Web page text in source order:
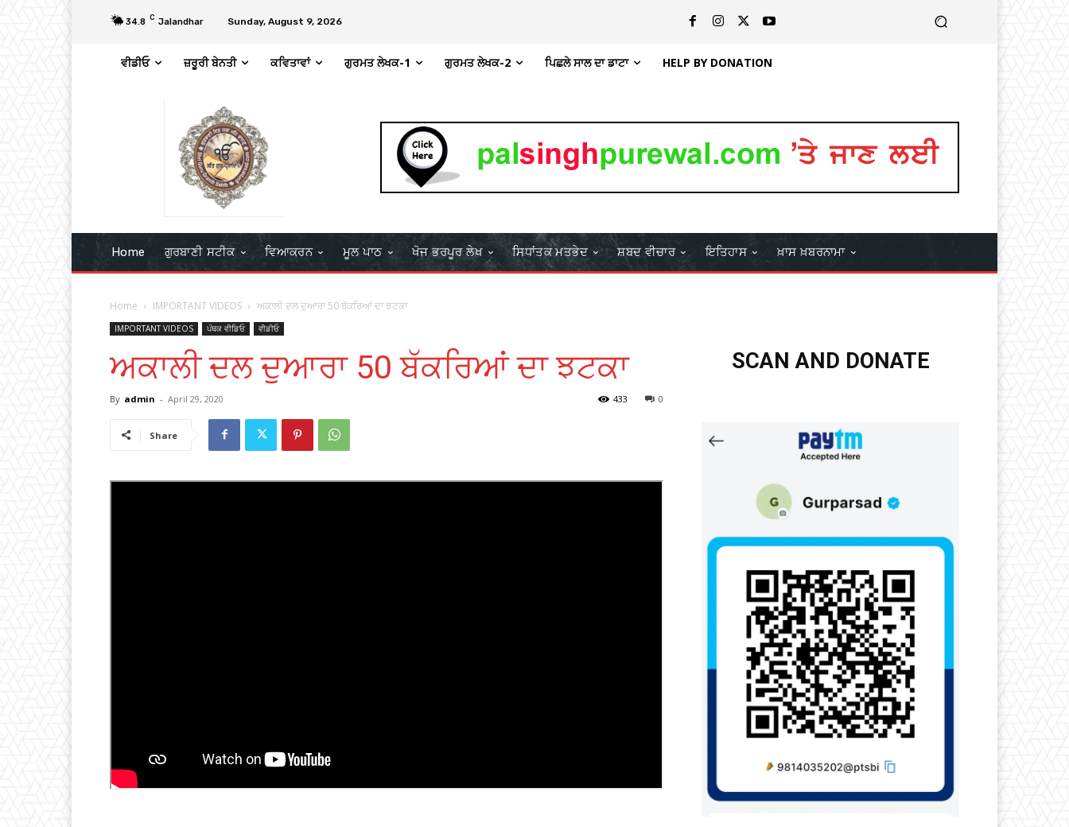
34.8 C Jalandhar Sunday, August 9, 2026
ਵੀਡੀਓ ਜ਼ਰੂਰੀ ਬੇਨਤੀ ਕਵਿਤਾਵਾਂ ਗੁਰਮਤ ਲੇਖਕ-1 ਗੁਰਮਤ ਲੇਖਕ-2 ਪਿਛਲੇ ਸਾਲ ਦਾ ਡਾਟਾ HELP BY DONATION
Home ਗੁਰਬਾਣੀ ਸਟੀਕ ਵਿਆਕਰਨ ਮੂਲ ਪਾਠ ਖੋਜ ਭਰਪੂਰ ਲੇਖ ਸਿਧਾਂਤਕ ਮਤਭੇਦ ਸ਼ਬਦ ਵੀਚਾਰ ਇਤਿਹਾਸ ਖ਼ਾਸ ਖ਼ਬਰਨਾਮਾ
Home IMPORTANT VIDEOS ਅਕਾਲੀ ਦਲ ਦੁਆਰਾ 50 ਬੱਕਰਿਆਂ ਦਾ ਝਟਕਾ
IMPORTANT VIDEOS ਪੰਥਕ ਵੀਡਿਓ ਵੀਡੀਓ
ਅਕਾਲੀ ਦਲ ਦੁਆਰਾ 50 ਬੱਕਰਿਆਂ ਦਾ ਝਟਕਾ
By admin - April 29, 2020 0
433
Share
SCAN AND DONATE